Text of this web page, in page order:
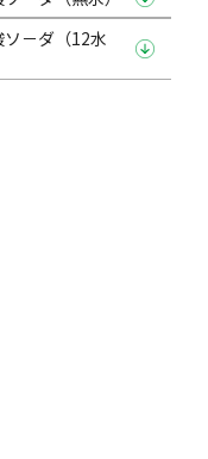
－ダ（12水